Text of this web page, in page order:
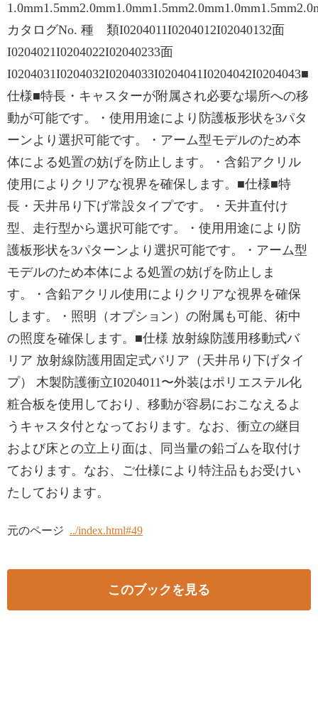
カタログNo. 種 類I0204011I0204012I02040132面
I0204021I0204022I02040233面
I0204031I0204032I0204033I0204041I0204042I0204043■
仕様■特長・キャスターが附属され必要な場所への移
動が可能です。・使用用途により防護板形状を3パタ
ーンより選択可能です。・アーム型モデルのため本
体による処置の妨げを防止します。・含鉛アクリル
使用によりクリアな視界を確保します。■仕様■特
長・天井吊り下げ常設タイプです。・天井直付け
型、走行型から選択可能です。・使用用途により防
護板形状を3パターンより選択可能です。・アーム型
モデルのため本体による処置の妨げを防止しま
す。・含鉛アクリル使用によりクリアな視界を確保
します。・照明（オプション）の附属も可能、術中
の照度を確保します。■仕様 放射線防護用移動式バ
リア 放射線防護用固定式バリア（天井吊り下げタイ
プ） 木製防護衝立I0204011〜外装はポリエステル化
粧合板を使用しており、移動が容易におこなえるよ
うキャスタ付となっております。なお、衝立の継目
および床との立上り面は、同当量の鉛ゴムを取付け
ております。なお、ご仕様により特注品もお受けい
たしております。
元のページ ../index.html#49
このブックを見る